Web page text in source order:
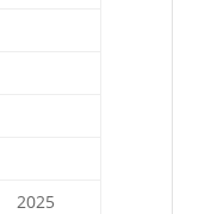
2025